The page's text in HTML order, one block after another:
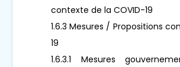
contexte de la COVID-19
1.6.3 Mesures / Propositions
19
1.6.3.1 Mesures